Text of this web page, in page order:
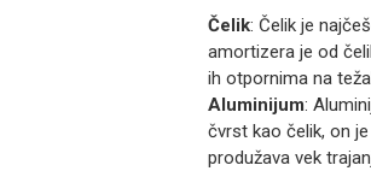
Čelik: Čelik je
amortizera je od
ih otpornima na
Aluminijum:
čvrst kao čelik, on
produžava vek